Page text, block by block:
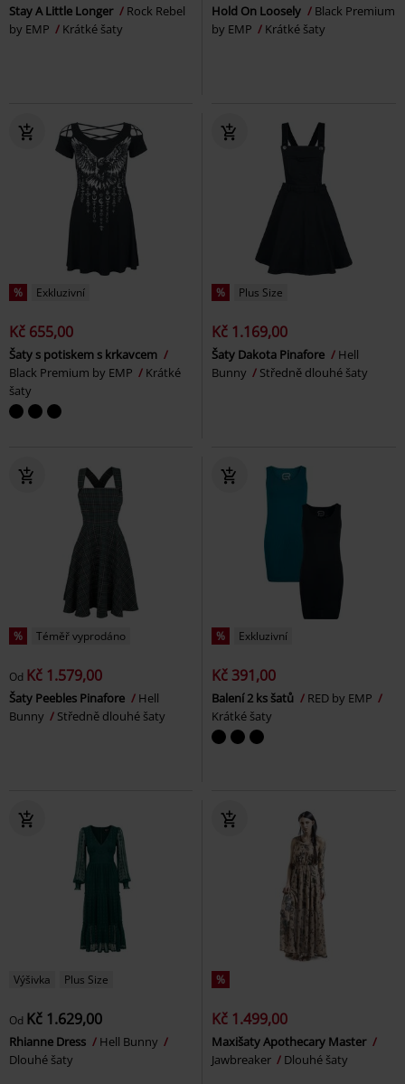
Stay A Little Longer
Rock Rebel
by EMP
Krátké šaty
Hold On Loosely
Black Premium
by EMP
Krátké šaty
% Exkluzivní
Kč 655,00
Šaty s potiskem s krkavcem
Black Premium by EMP
Krátké
šaty
% Plus Size
Kč 1.169,00
Šaty Dakota Pinafore
Hell
Bunny
Středně dlouhé šaty
% Téměř vyprodáno
Od Kč 1.579,00
Šaty Peebles Pinafore
Hell
Bunny
Středně dlouhé šaty
% Exkluzivní
Kč 391,00
Balení 2 ks šatů
RED by EMP
Krátké šaty
Výšivka Plus Size
Od Kč 1.629,00
Rhianne Dress
Hell Bunny
Dlouhé šaty
%
Kč 1.499,00
Maxišaty Apothecary Master
Jawbreaker
Dlouhé šaty